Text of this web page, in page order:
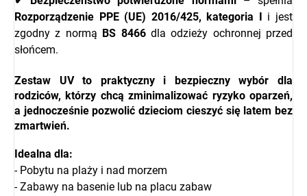
Rozporządzenie PPE (UE) 2016/425, kategoria I
i jest
zgodny z normą BS 8466dla odzieży ochronnej przed
słońcem.
Zestaw UV to praktyczny i bezpieczny wybór dla
rodziców, którzy chcą zminimalizować ryzyko oparzeń,
a jednocześnie pozwolić dzieciom cieszyć się latem bez
zmartwień.
Idealna dla:
- Pobytu na plaży i nad morzem
- Zabawy na basenie lub na placu zabaw